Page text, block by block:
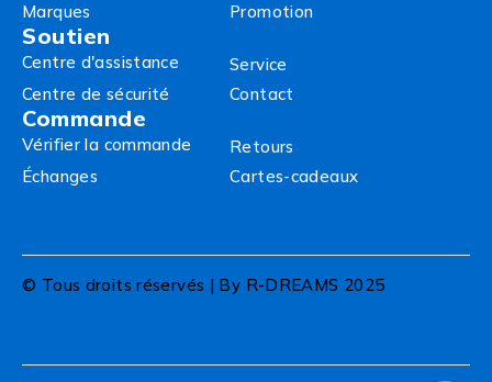
Marques
Promotion
Soutien
Centre d'assistance
Service
Centre de sécurité
Contact
Commande
Vérifier la commande
Retours
Échanges
Cartes-cadeaux
© Tous droits réservés | By R-DREAMS 2025